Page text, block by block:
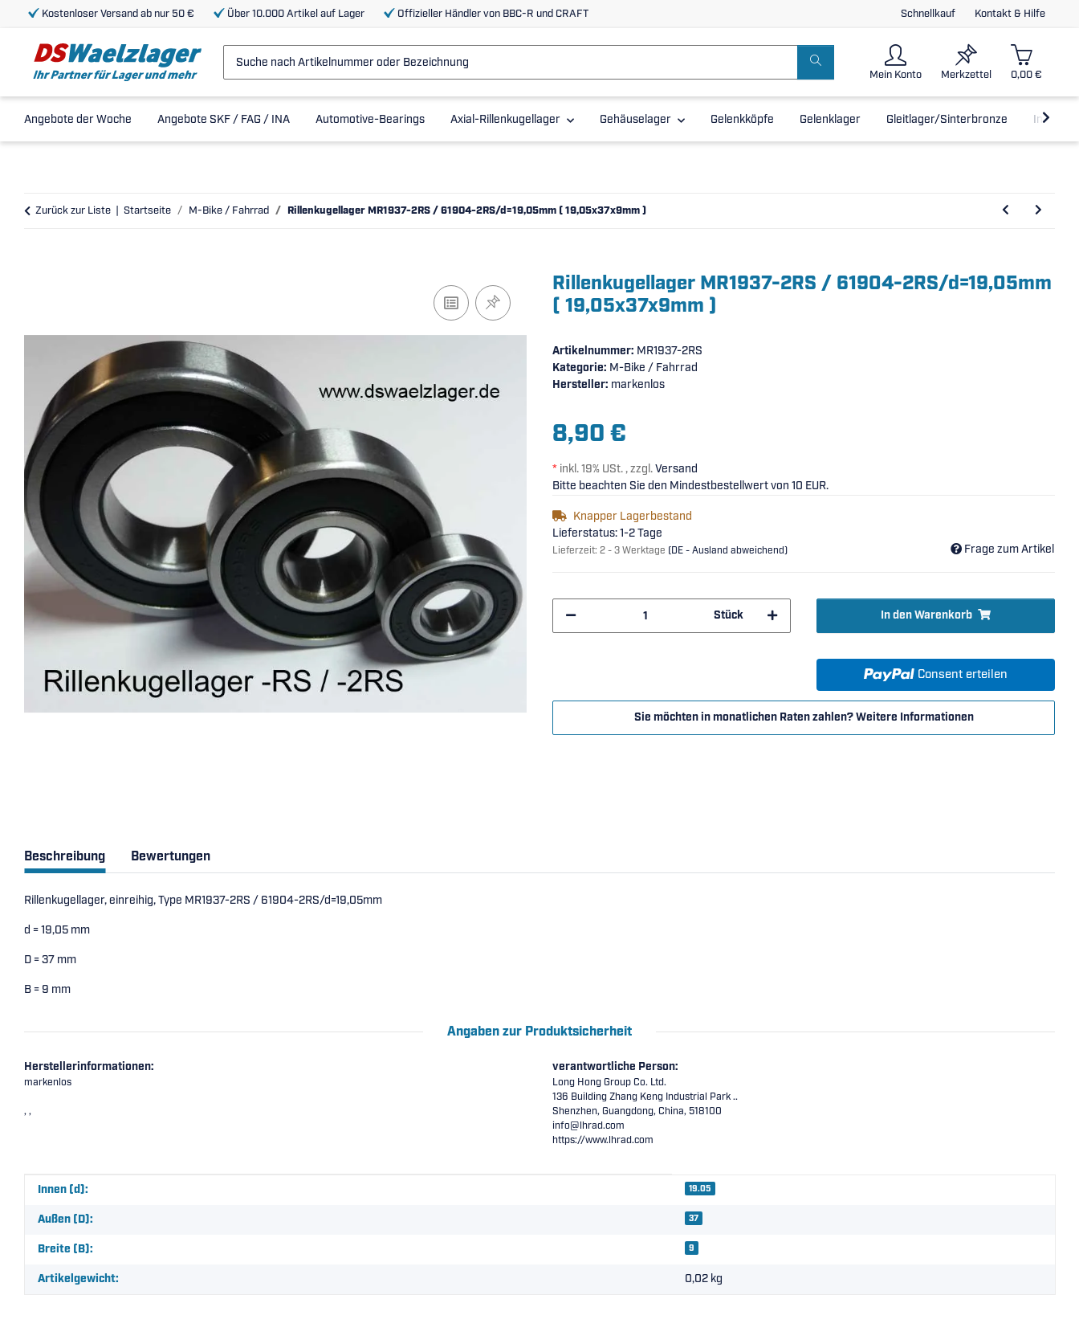
Schnellkauf Kontakt & Hilfe
Kostenloser Versand ab nur 50 € Über 10.000 Artikel auf Lager Offizieller Händler von BBC-R und CRAFT
Mein Konto Merkzettel 0,00 €
Angebote der Woche Angebote SKF / FAG / INA Automotive-Bearings Axial-Rillenkugellager Gehäuselager Gelenkköpfe Gelenklager Gleitlager/Sinterbronze Inline-
Zurück zur Liste Startseite M-Bike / Fahrrad Rillenkugellager MR1937-2RS / 61904-2RS/d=19,05mm ( 19,05x37x9mm )
Rillenkugellager MR1937-2RS / 61904-2RS/d=19,05mm
( 19,05x37x9mm )
Artikelnummer: MR1937-2RS
Kategorie: M-Bike / Fahrrad
Hersteller: markenlos
8,90 €
* inkl. 19% USt. , zzgl.Versand
Bitte beachten Sie den Mindestbestellwert von 10 EUR.
Knapper Lagerbestand
Lieferstatus: 1-2 Tage
Lieferzeit: 2 - 3 Werktage (DE - Ausland abweichend) Frage zum Artikel
Stück In den Warenkorb
Consent erteilen
Sie möchten in monatlichen Raten zahlen?Weitere Informationen
Beschreibung Bewertungen
Rillenkugellager, einreihig, Type MR1937-2RS / 61904-2RS/d=19,05mm
d = 19,05 mm
D = 37 mm
B = 9 mm
Angaben zur Produktsicherheit
Herstellerinformationen:
markenlos
, ,
verantwortliche Person:
Long Hong Group Co. Ltd.
136 Building Zhang Keng Industrial Park ..
Shenzhen, Guangdong, China, 518100
info@lhrad.com
https://www.lhrad.com
Produkteigenschaft
Wert
Innen (d): 19.05
Außen (D): 37
Breite (B): 9
Artikelgewicht: 0,02 kg